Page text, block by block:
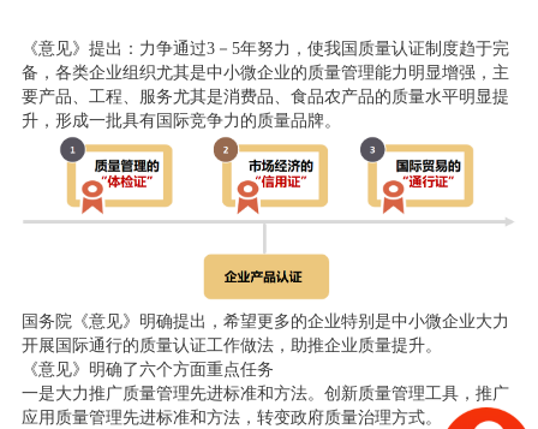
《意见》提出：力争通过3－5年努力，使我国质量认证制度趋于完
备，各类企业组织尤其是中小微企业的质量管理能力明显增强，主
要产品、工程、服务尤其是消费品、食品农产品的质量水平明显提
升，形成一批具有国际竞争力的质量品牌。
国务院《意见》明确提出，希望更多的企业特别是中小微企业大力
开展国际通行的质量认证工作做法，助推企业质量提升。
《意见》明确了六个方面重点任务
一是大力推广质量管理先进标准和方法。创新质量管理工具，推广
应用质量管理先进标准和方法，转变政府质量治理方式。